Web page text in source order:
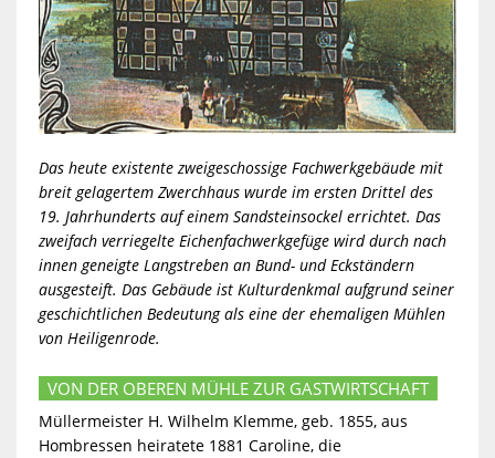
Das heute existente zweigeschossige Fachwerkgebäude mit
breit gelagertem Zwerchhaus wurde im ersten Drittel des
19. Jahrhunderts auf einem Sandsteinsockel errichtet. Das
zweifach verriegelte Eichenfachwerkgefüge wird durch nach
innen geneigte Langstreben an Bund- und Eckständern
ausgesteift. Das Gebäude ist Kulturdenkmal aufgrund seiner
geschichtlichen Bedeutung als eine der ehemaligen Mühlen
von Heiligenrode.
VON DER OBEREN MÜHLE ZUR GASTWIRTSCHAFT
Müllermeister H. Wilhelm Klemme, geb. 1855, aus
Hombressen heiratete 1881 Caroline, die